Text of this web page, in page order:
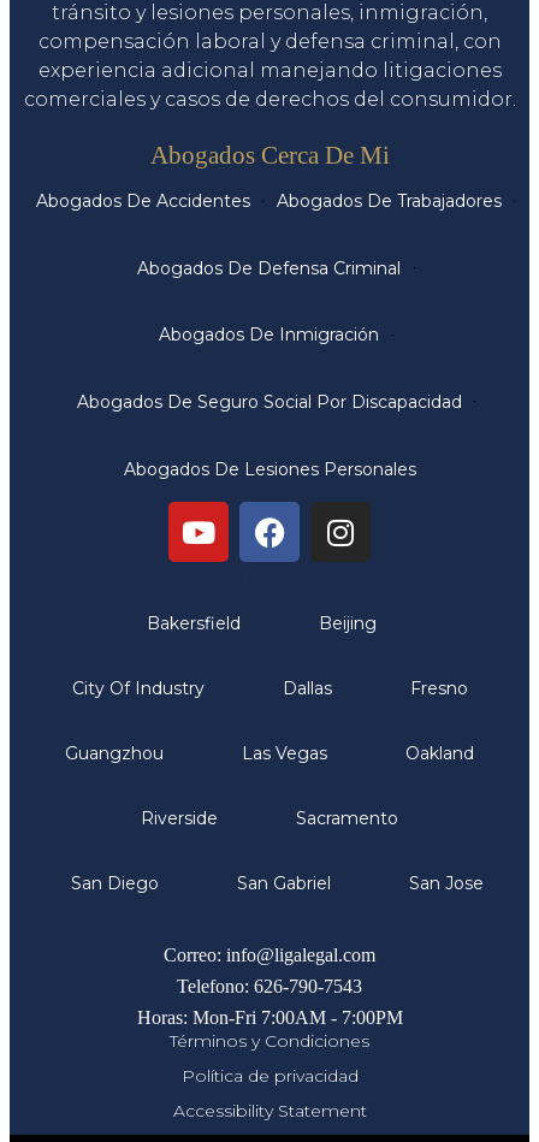
tránsito y lesiones personales, inmigración,
compensación laboral y defensa criminal, con
experiencia adicional manejando litigaciones
comerciales y casos de derechos del consumidor.
Abogados Cerca De Mi
Abogados De Accidentes Abogados De Trabajadores
Abogados De Defensa Criminal
Abogados De Inmigración
Abogados De Seguro Social Por Discapacidad
Abogados De Lesiones Personales
Bakersfield Beijing
City Of Industry Dallas Fresno
Guangzhou Las Vegas Oakland
Riverside Sacramento
San Diego San Gabriel San Jose
Correo: info@ligalegal.com
Telefono: 626-790-7543
Horas: Mon-Fri 7:00AM - 7:00PM
Términos y Condiciones
Política de privacidad
Accessibility Statement